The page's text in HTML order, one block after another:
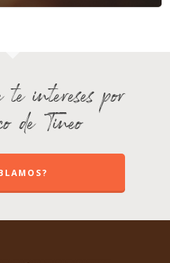
intereses por
de Tineo